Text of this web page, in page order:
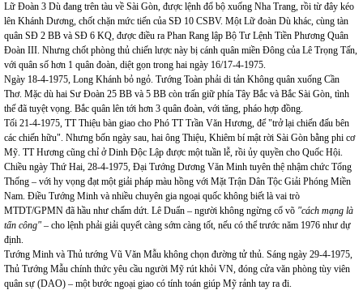
Lữ Đoàn 3 Dù đang trên tàu về Sài Gòn, được lệnh đổ bộ xuống Nha Trang, rồi từ đây kéo
lên Khánh Dương, chốt chặn mức tiến của SĐ 10 CSBV. Một Lữ đoàn Dù khác, cùng tàn
quân SĐ 2 BB và SĐ 6 KQ, được điều ra Phan Rang lập Bộ Tư Lệnh Tiền Phương Quân
Đoàn III. Nhưng chốt phòng thủ chiến lược này bị cánh quân miền Đông của Lê Trọng Tấn,
với quân số hơn 1 quân đoàn, diệt gọn trong hai ngày 16/17-4-1975.
Ngày 18-4-1975, Long Khánh bỏ ngỏ. Tướng Toàn phải di tản Không quân xuống Cần
Thơ. Mặc dù hai Sư Đoàn 25 BB và 5 BB còn trấn giữ phía Tây Bắc và Bắc Sài Gòn, tình
thế đã tuyệt vọng. Bắc quân lên tới hơn 3 quân đoàn, với tăng, pháo hợp đồng.
Tối 21-4-1975, TT Thiệu bàn giao cho Phó TT Trần Văn Hương, để "trở lại chiến đấu bên
các chiến hữu". Nhưng bốn ngày sau, hai ông Thiệu, Khiêm bí mật rời Sài Gòn bằng phi cơ
Mỹ. TT Hương cũng chỉ ở Dinh Độc Lập được một tuần lễ, rồi ủy quyền cho Quốc Hội.
Chiều ngày Thứ Hai, 28-4-1975, Đại Tướng Dương Văn Minh tuyên thệ nhậm chức Tổng
Thống – với hy vọng đạt một giải pháp màu hồng với Mặt Trận Dân Tộc Giải Phóng Miền
Nam. Điều Tướng Minh và nhiều chuyên gia ngoại quốc không biết là vai trò
MTDT/GPMN đã hầu như chấm dứt. Lê Duẩn – người không ngừng cổ võ "cách mạng là
tấn công" – cho lệnh phải giải quyết càng sớm càng tốt, nếu có thể trước năm 1976 như dự
định.
Tướng Minh và Thủ tướng Vũ Văn Mẫu không chọn đường tử thủ. Sáng ngày 29-4-1975,
Thủ Tướng Mẫu chính thức yêu cầu người Mỹ rút khỏi VN, đóng cửa văn phòng tùy viên
quân sự (DAO) – một bước ngoại giao có tính toán giúp Mỹ rảnh tay ra đi.